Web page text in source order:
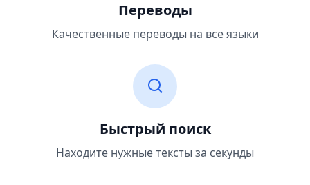
Переводы
Качественные переводы на все языки
Быстрый поиск
Находите нужные тексты за секунды